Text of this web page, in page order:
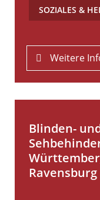
SOZIALES &
Weitere
Blinden-
Ravensburg